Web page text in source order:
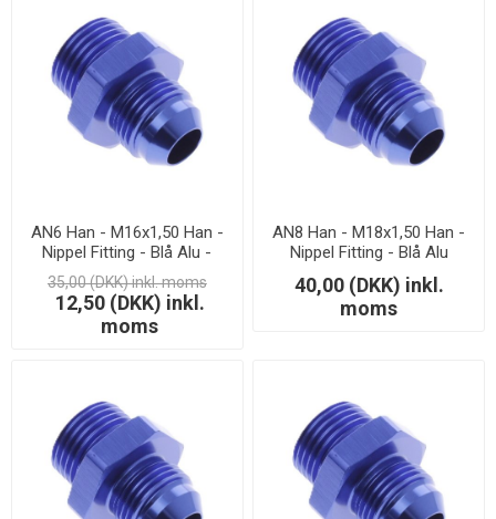
AN6 Han - M16x1,50 Han -
Nippel Fitting - Blå Alu -
LAGERSALG
35,00 (DKK) inkl. moms
12,50 (DKK) inkl.
moms
AN8 Han - M18x1,50 Han -
Nippel Fitting - Blå Alu
40,00 (DKK) inkl.
moms